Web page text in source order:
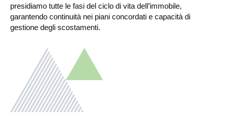
presidiamo tutte le fasi del ciclo di vita dell’immobile,
garantendo continuità nei piani concordati e capacità di
gestione degli scostamenti.